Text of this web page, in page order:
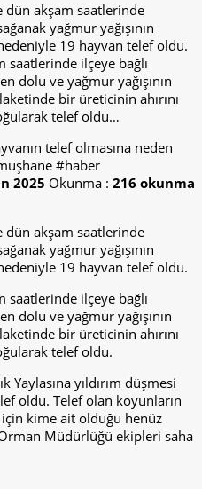
dün akşam saatlerinde
yağmur yağışının
19 hayvan telef oldu.
saatlerinde ilçeye bağlı
dolu ve yağmur yağışının
bir üreticinin ahırını
telef oldu…
2025 Okunma : 216 okunma
dün akşam saatlerinde
yağmur yağışının
19 hayvan telef oldu.
saatlerinde ilçeye bağlı
dolu ve yağmur yağışının
bir üreticinin ahırını
telef oldu.
Yaylasına yıldırım düşmesi
oldu. Telef olan koyunların
kime ait olduğu henüz
Müdürlüğü ekipleri saha